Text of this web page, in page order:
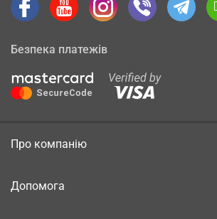
Безпека платежів
Про компанію
Допомога